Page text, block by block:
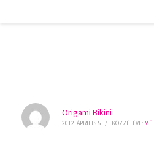
Origami Bikini
2012. ÁPRILIS 5 / KÖZZÉTÉVE: